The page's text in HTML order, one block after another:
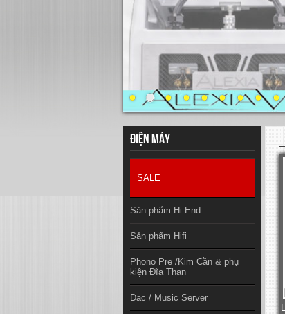
Điện máy
SALE
Sản phẩm Hi-End
Sản phẩm Hifi
Phono Pre /Kim Cần & phụ
kiện Đĩa Than
Dac / Music Server